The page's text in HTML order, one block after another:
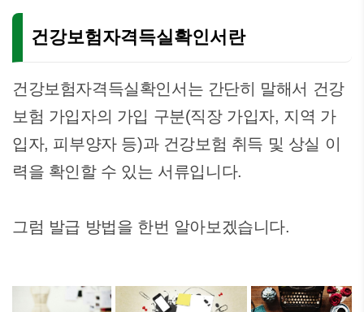
건강보험자격득실확인서란
건강보험자격득실확인서는 간단히 말해서 건강
보험 가입자의 가입 구분(직장 가입자, 지역 가
입자, 피부양자 등)과 건강보험 취득 및 상실 이
력을 확인할 수 있는 서류입니다.
그럼 발급 방법을 한번 알아보겠습니다.